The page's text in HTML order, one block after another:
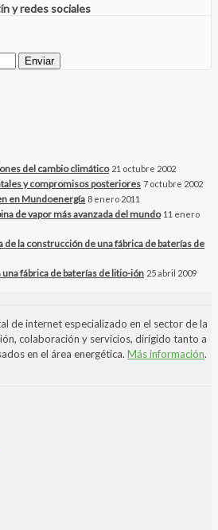
y redes sociales
del cambio climático 21 octubre 2002
y compromisos posteriores 7 octubre 2002
en Mundoenergía 8 enero 2011
de vapor más avanzada del mundo 11 enero
fábrica de baterías de litio-ión 25 abril 2009
de internet especializado en el sector de la
colaboración y servicios, dirigido tanto a
en el área energética. Más información.